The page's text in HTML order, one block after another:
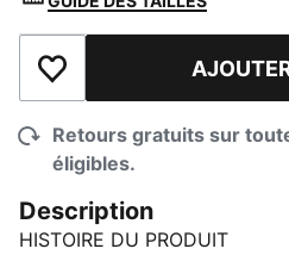
Ajouter à la liste de
Retours gratuits sur
éligibles.
Description
HISTOIRE DU PRODUIT